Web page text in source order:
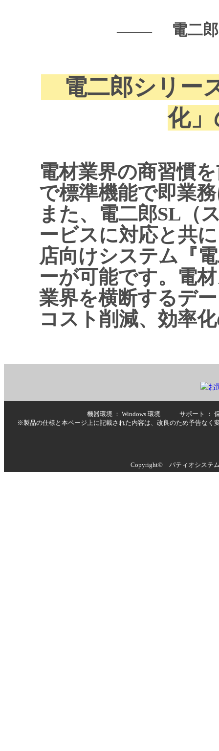
―――電二郎
電二郎シリー
化
電材業界の商習慣
で標準機能で即業
また、電二郎SL（
ービスに対応と共
店向けシステム『
ーが可能です。電
業界を横断するデ
コスト削減、効率
機器環境 ： Windows 環境 サポート ： 保
※製品の仕様と本ページ上に記載された内容は、改良のため予告なく
Copyright© パティオシステ